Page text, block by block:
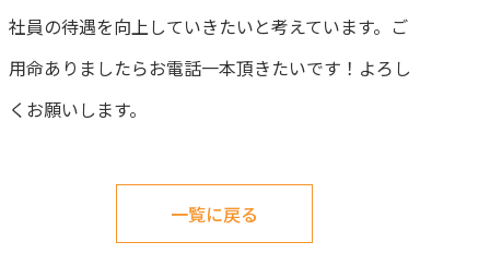
社員の待遇を向上していきたいと考えています。ご
用命ありましたらお電話一本頂きたいです！よろし
くお願いします。
一覧に戻る